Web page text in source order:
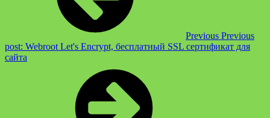
Previous Previous
post: Webroot Let's Encrypt, бесплатный SSL сертификат для
сайта